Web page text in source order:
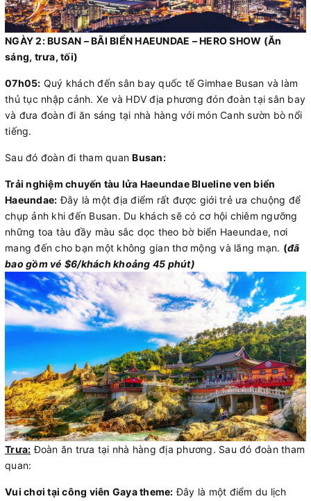
NGÀY 2: BUSAN – BÃI BIỂN HAEUNDAE – HERO SHOW (Ăn
sáng, trưa, tối)
07h05: Quý khách đến sân bay quốc tế Gimhae Busan và làm
thủ tục nhập cảnh. Xe và HDV địa phương đón đoàn tại sân bay
và đưa đoàn đi ăn sáng tại nhà hàng với món Canh sườn bò nổi
tiếng.
Sau đó đoàn đi tham quanBusan:
Trải nghiệm chuyến tàu lửa Haeundae Blueline ven biển
Haeundae: Đây là một địa điểm rất được giới trẻ ưa chuộng để
chụp ảnh khi đến Busan. Du khách sẽ có cơ hội chiêm ngưỡng
những toa tàu đầy màu sắc dọc theo bờ biển Haeundae, nơi
mang đến cho bạn một không gian thơ mộng và lãng mạn. (đã
bao gồm vé $6/khách khoảng 45 phút)
Trưa: Đoàn ăn trưa tại nhà hàng địa phương. Sau đó đoàn tham
quan:
Vui chơi tại công viên Gaya theme: Đây là một điểm du lịch